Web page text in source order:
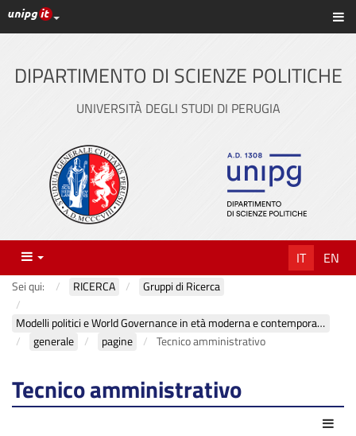
Vai
al
principale
Link ai principali servizi web di Ateneo
DIPARTIMENTO DI SCIENZE POLITICHE
UNIVERSITÀ DEGLI STUDI DI PERUGIA
Menu IT EN
Sei qui: RICERCA Gruppi di Ricerca
Modelli politici e World Governance in età moderna e contemporanea
generale
pagine Tecnico amministrativo
Tecnico amministrativo